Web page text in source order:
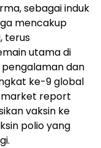
sebagai induk
mencakup
terus
utama di
dan
ke-9 global
market report
vaksin ke
polio yang